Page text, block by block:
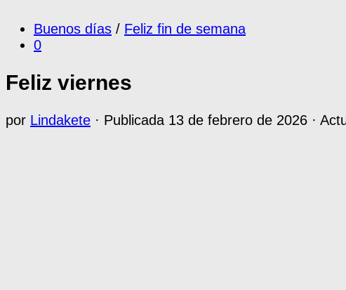
Buenos días / Feliz fin de semana
0
Feliz viernes
por Lindakete · Publicada 13 de febrero de 2026 ·